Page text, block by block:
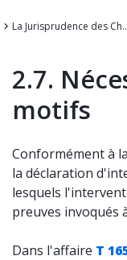
La Jurisprudence des
2.7.
motifs
Conformément à la
la déclaration
lesquels
preuves invoqués
Dans l'affaire T